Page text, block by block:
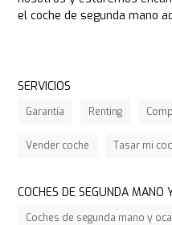
el coche de segunda mano
SERVICIOS
Garantía Renting
Vender coche Tasar mi
COCHES DE SEGUNDA MANO
Coches de segunda mano y